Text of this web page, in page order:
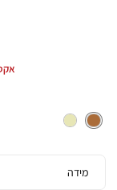
קוטר 16.5
אקסטרה 25%